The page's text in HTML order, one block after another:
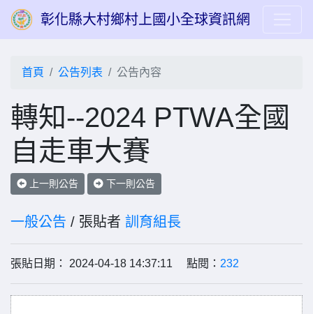
彰化縣大村鄉村上國小全球資訊網
首頁 公告列表 公告內容
轉知--2024 PTWA全國
自走車大賽
上一則公告 下一則公告
一般公告 / 張貼者 訓育組長
張貼日期： 2024-04-18 14:37:11 點閱： 232